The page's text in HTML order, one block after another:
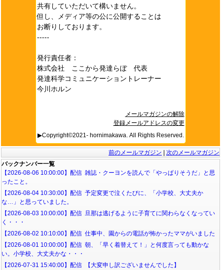
共有していただいて構いません。
但し、メディア等の公に公開することは
お断りしております。
-----
発行責任者：
株式会社 ここから発達らぼ 代表
発達科学コミュニケーショントレーナー
今川ホルン
メールマガジンの解除
登録メールアドレスの変更
▶Copyright©2021- hornimakawa. All Rights Reserved.
前のメールマガジン
次のメールマガジン
バックナンバー一覧
【2026-08-06 10:00:00】配信 雑誌・クーヨンを読んで「やっぱりそうだ」と思
ったこと。
【2026-08-04 10:30:00】配信 予定変更で泣くたびに、「小学校、大丈夫か
な…」と思っていました。
【2026-08-03 10:00:00】配信 旦那は逃げるように子育てに関わらなくなってい
く・・・
【2026-08-02 10:10:00】配信 仕事中、園からの電話が怖かったママがいました
【2026-08-01 10:00:00】配信 朝、「早く着替えて！」と何度言っても動かな
い。小学校、大丈夫かな・・・
【2026-07-31 15:40:00】配信 【大変申し訳ございませんでした】